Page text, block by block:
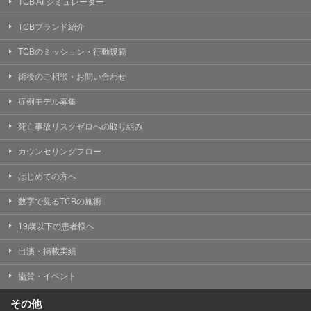
TCB AI シミュレーター
TCBブランド紹介
TCBのミッション・行動規範
術後のご相談・お問い合わせ
症例モデル募集
死亡事故リスクゼロへの取り組み
カウンセリングフロー
はじめての方へ
数字で見るTCBの施術
19歳以下の患者様へ
出演・掲載実績
協賛・イベント
その他